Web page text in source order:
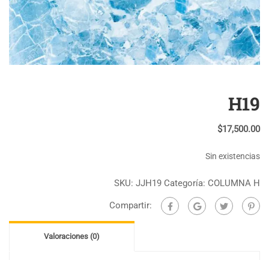
H19
$17,500.00
Sin existencias
SKU: JJH19 Categoría: COLUMNA H
Compartir:
Valoraciones (0)